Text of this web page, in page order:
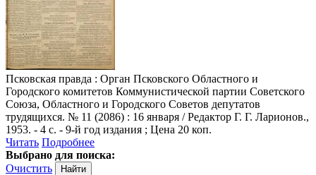
Псковская правда : Орган Псковского Областного и
Городского комитетов Коммунистической партии Советского
Союза, Областного и Городского Советов депутатов
трудящихся. № 11 (2086) : 16 января / Редактор Г. Г. Ларионов.,
1953. - 4 с. - 9-й год издания ; Цена 20 коп.
Читать Подробнее
Выбрано для поиска:
Очистить